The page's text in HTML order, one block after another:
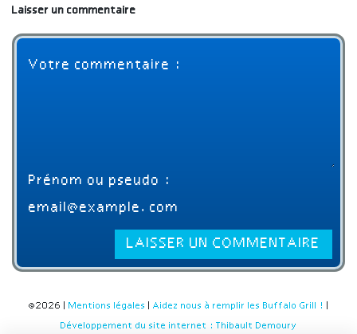
Laisser un commentaire
©2026 | Mentions légales Aidez nous à remplir les Buffalo Grill !
Développement du site internet : Thibault Demoury